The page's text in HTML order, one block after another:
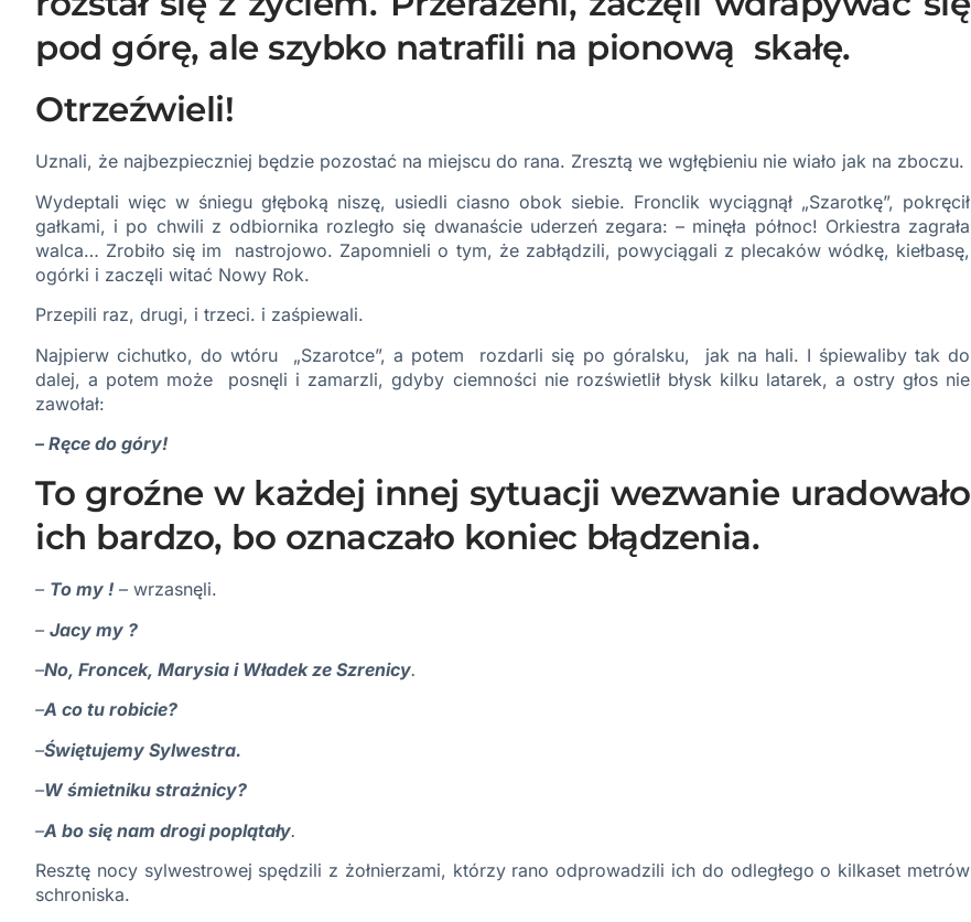
pod górę, ale szybko natrafili na pionową skałę.
Otrzeźwieli!
Uznali, że najbezpieczniej będzie pozostać na miejscu do rana. Zresztą we wgłębieniu nie wiało jak na zboczu.
Wydeptali więc w śniegu głęboką niszę, usiedli ciasno obok siebie. Fronclik wyciągnął „Szarotkę”, pokręcił
gałkami, i po chwili z odbiornika rozległo się dwanaście uderzeń zegara: – minęła północ! Orkiestra zagrała
walca… Zrobiło się im nastrojowo. Zapomnieli o tym, że zabłądzili, powyciągali z plecaków wódkę, kiełbasę,
ogórki i zaczęli witać Nowy Rok.
Przepili raz, drugi, i trzeci. i zaśpiewali.
Najpierw cichutko, do wtóru „Szarotce”, a potem rozdarli się po góralsku, jak na hali. I śpiewaliby tak do
dalej, a potem może posnęli i zamarzli, gdyby ciemności nie rozświetlił błysk kilku latarek, a ostry głos nie
zawołał:
– Ręce do góry!
To groźne w każdej innej sytuacji wezwanie uradowało
ich bardzo, bo oznaczało koniec błądzenia.
– To my ! – wrzasnęli.
– Jacy my ?
–No, Froncek, Marysia i Władek ze Szrenicy.
–A co tu robicie?
–Świętujemy Sylwestra.
–W śmietniku strażnicy?
–A bo się nam drogi poplątały.
Resztę nocy sylwestrowej spędzili z żołnierzami, którzy rano odprowadzili ich do odległego o kilkaset metrów
schroniska.